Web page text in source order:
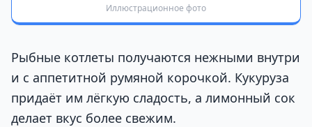
Иллюстрационное фото
Рыбные котлеты получаются нежными внутри
и с аппетитной румяной корочкой. Кукуруза
придаёт им лёгкую сладость, а лимонный сок
делает вкус более свежим.